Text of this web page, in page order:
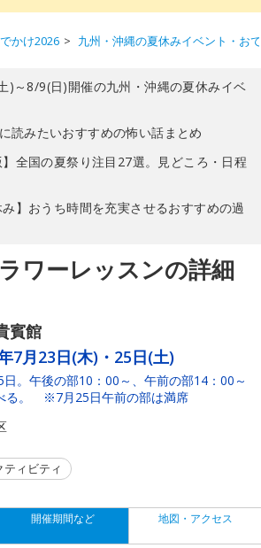
かけ2026 九州・沖縄の夏休みイベント・お
)～8/9(日)開催の九州・沖縄の夏休みイベ
読みたいおすすめの怖い話まとめ
】全国の夏祭り注目27選。見どころ・日程
み】おうち時間を充実させるおすすめの過
ワーレッスンの詳細
賓館
7月23日(木)・25日(土)
。午後の部10：00～、午前の部14：00～
る。 ※7月25日午前の部は満席
ィビティ
開催期間など 地図・アクセス